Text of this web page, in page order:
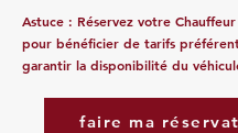
Astuce : Réservez votre
pour bénéficier de tarifs
garantir la disponibilité du
faire ma